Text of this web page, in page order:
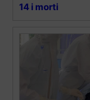
14 i morti